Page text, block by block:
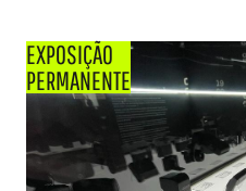
EXPOSIÇÃO
PERMANENTE